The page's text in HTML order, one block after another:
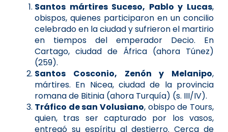
Santos mártires Suceso, Pablo y Lucas,
obispos, quienes participaron en un concilio
celebrado en la ciudad y sufrieron el martirio
en tiempos del emperador Decio. En
Cartago, ciudad de África (ahora Túnez)
(259).
Santos Cosconio, Zenón y Melanipo,
mártires. En Nicea, ciudad de la provincia
romana de Bitinia (ahora Turquía) (s. III/IV).
Tráfico de san Volusiano, obispo de Tours,
quien, tras ser capturado por los vasos,
entregó su espíritu al destierro. Cerca de